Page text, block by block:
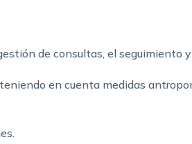
de consultas, el seguimiento
en cuenta medidas